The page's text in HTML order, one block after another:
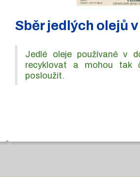
Sběr jedlých olejů
Jedlé oleje používané v
recyklovat a mohou tak
posloužit.